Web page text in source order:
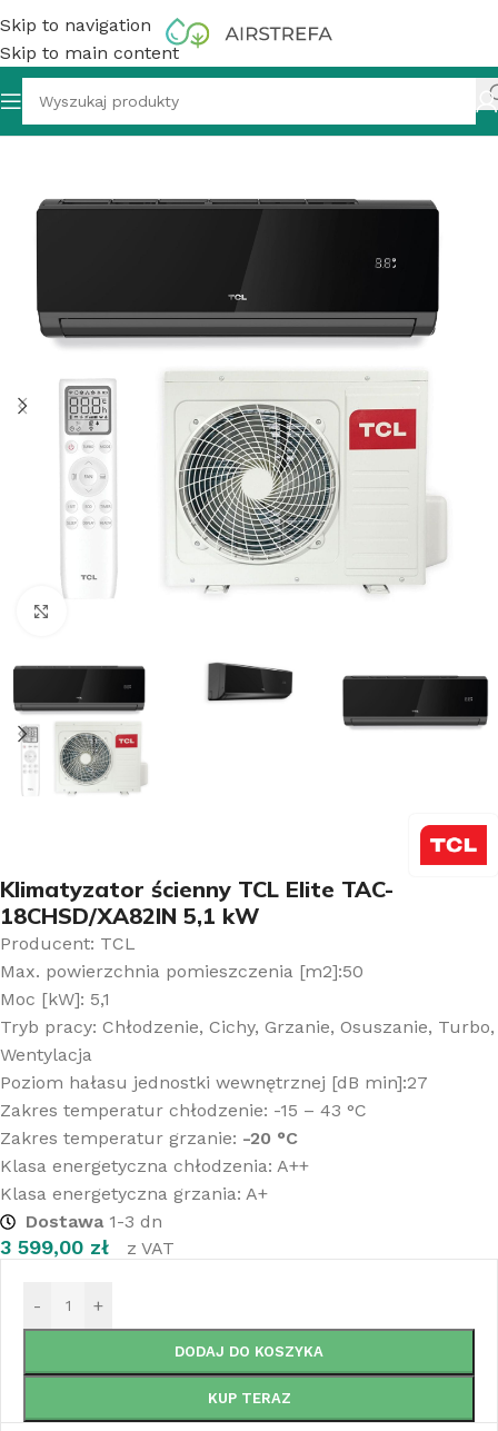
Skip to navigation
Skip to main content
ścienny TCL Elite TAC-18CHSD/XA82IN 5,1 kW
Klimatyzator ścienny TCL Elite TAC-
18CHSD/XA82IN 5,1 kW
Producent: TCL
Max. powierzchnia pomieszczenia [m2]:50
Moc [kW]: 5,1
Tryb pracy: Chłodzenie, Cichy, Grzanie, Osuszanie, Turbo,
Wentylacja
Poziom hałasu jednostki wewnętrznej [dB min]:27
Zakres temperatur chłodzenie: -15 – 43 °C
Zakres temperatur grzanie: -20 °C
Klasa energetyczna chłodzenia: A++
Klasa energetyczna grzania: A+
Dostawa1-3 dn
3 599,00 zł z VAT
- +
DODAJ DO KOSZYKA
KUP TERAZ